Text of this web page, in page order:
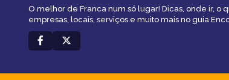
O melhor de Franca num só lugar! Dicas, onde ir, o
empresas, locais, serviços e muito mais no guia